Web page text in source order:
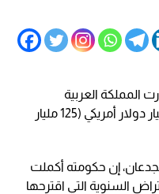
المملكة العربية
السعودية، أدوات دين بقيمة 33.3 مليار دولار أمريكي (125 مليار
إن حكومته أكملت
السنوية التي اقترحها